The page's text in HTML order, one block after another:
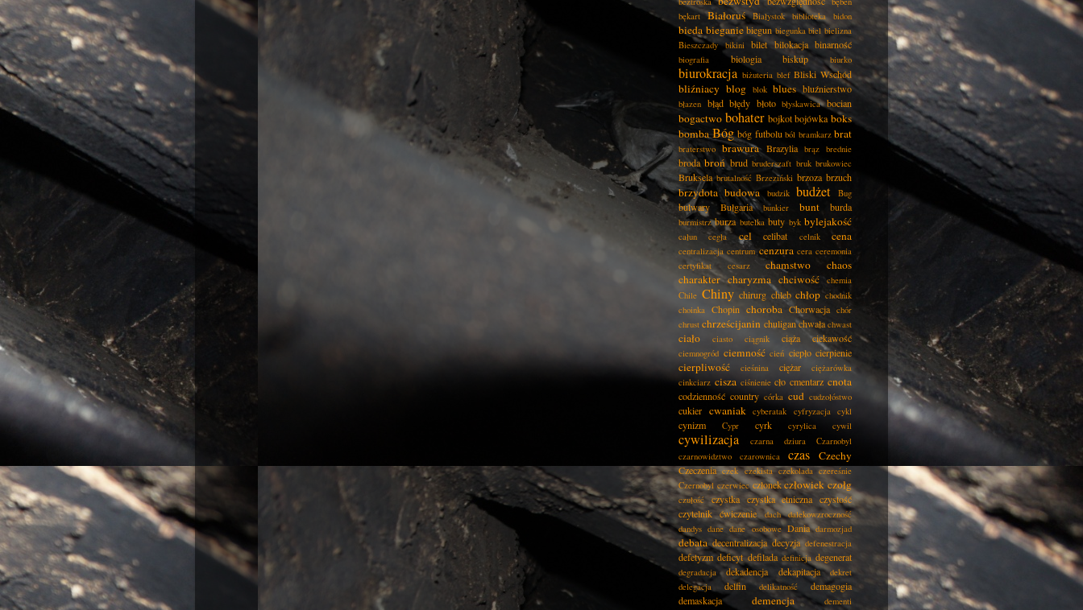
bękart
Białoruś Białystok biblioteka bidon
bieda bieganie biegun biegunka biel bielizna
Bieszczady
bikini bilet bilokacja binarność
biografia biologia biskup biurko
biurokracja biżuteria blef Bliski Wschód
bliźniacy blog blok blues bluźnierstwo
błazen błąd błędy błoto błyskawica bocian
bogactwo bohater bojkot bojówka boks
bombaBóg bóg futbolu ból bramkarz brat
braterstwo brawura Brazylia brąz brednie
broda broń brud bruderszaft bruk brukowiec
Bruksela brutalność Brzeziński brzoza brzuch
brzydota budowa budzik budżet Bug
bulwary Bułgaria bunkier bunt burda
burmistrz burza butelka buty byk bylejakość
całun cegła cel celibat celnik cena
centralizacja centrum cenzura cera ceremonia
certyfikat
cesarz chamstwo
chaos
charakter charyzma chciwość
chemia
Chile Chiny chirurg chleb chłop chodnik
choinka Chopin choroba Chorwacja chór
chrust chrześcijanin chuligan chwała chwast
ciało ciasto ciągnik ciąża ciekawość
ciemnogród ciemność cień ciepło cierpienie
cierpliwość cieśnina ciężar
ciężarówka
cinkciarz cisza ciśnienie cło cmentarz cnota
codzienność country córka cud cudzołóstwo
cukier cwaniak cyberatak cyfryzacja cykl
cynizm Cypr cyrk cyrylica cywil
cywilizacja czarna dziura
Czarnobyl
czarnowidztwo
czarownica czas Czechy
Czeczenia czek czekista czekolada czereśnie
Czernobyl czerwiec członek człowiek czołg
czułość czystka czystka etniczna czystość
czytelnik ćwiczenie dach
dalekowzroczność
dandys dane dane osobowe Dania darmozjad
debata decentralizacja decyzja defenestracja
defetyzm deficyt defilada definicja degenerat
degradacja dekadencja dekapitacja
dekret
delegacja
delfin delikatność
demagogia
demaskacja
demencja dementi